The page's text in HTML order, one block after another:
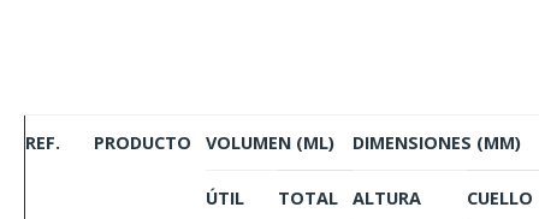
REF. PRODUCTO VOLUMEN (ML) DIMENSIONES (MM)
ÚTIL TOTAL ALTURA CUELLO